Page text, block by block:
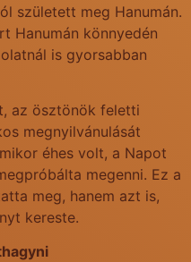
született meg Hanumán.
Hanumán könnyedén
is gyorsabban
az ösztönök feletti
megnyilvánulását
éhes volt, a Napot
megenni. Ez a
meg, hanem azt is,
kereste.